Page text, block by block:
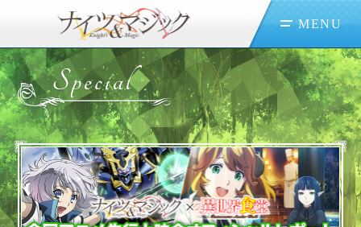
MENU